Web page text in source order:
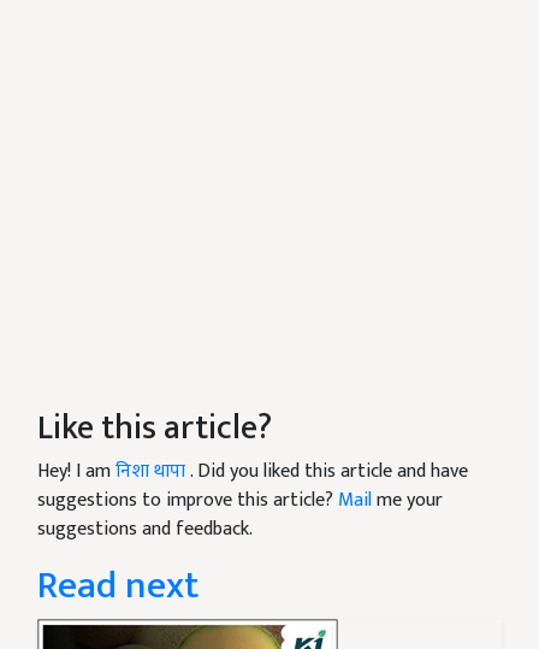
Like this article?
Hey! I amनिशा थापा. Did you liked this article and have
suggestions to improve this article? Mailme your
suggestions and feedback.
Read next